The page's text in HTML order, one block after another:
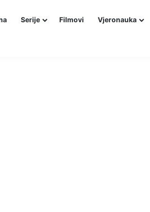
Serije Filmovi Vjeronauka